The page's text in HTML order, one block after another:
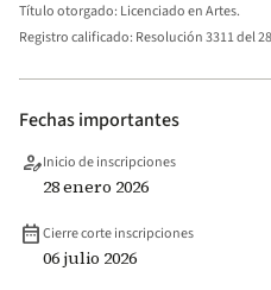
Título otorgado: Licenciado en Artes.
Registro calificado: Resolución 3311 del
Fechas importantes
person_editInicio de inscripciones
28 enero 2026
date_rangeCierre corte inscripciones
06 julio 2026